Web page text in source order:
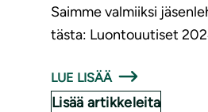
Saimme valmiiksi
tästa: Luontouutiset
LUE LISÄÄ
Lisää artikkeleita